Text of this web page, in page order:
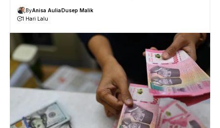
ByAnisa AuliaDusep Malik
1 Hari Lalu